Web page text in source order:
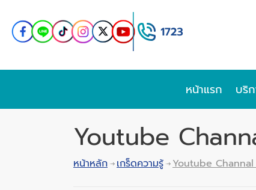
หน้าแรก บริ
Youtube
หน้าหลัก เกร็ดความรู้ Youtube